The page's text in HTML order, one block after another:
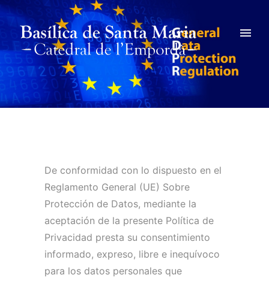
De conformidad con lo dispuesto en el
Reglamento General (UE) Sobre
Protección de Datos, mediante la
aceptación de la presente Política de
Privacidad presta su consentimiento
informado, expreso, libre e inequívoco
para los datos personales que